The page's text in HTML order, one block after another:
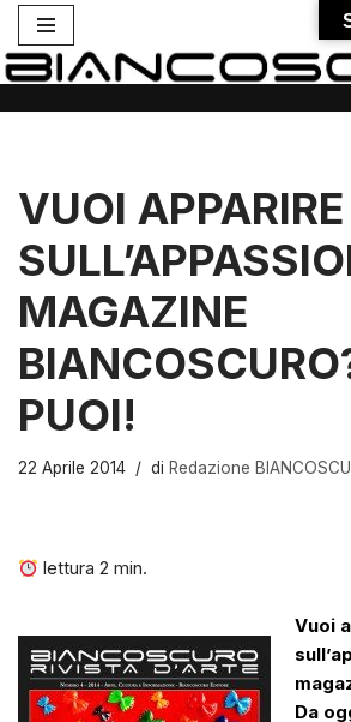
Vai
VUOI APPARIRE
MAGAZINE
PUOI!
22 Aprile 2014 di Redazione
lettura2 min.
Vuoi
Da